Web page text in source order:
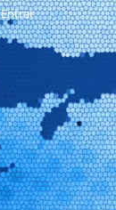
Entrar